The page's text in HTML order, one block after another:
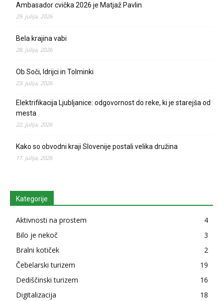
Ambasador cvička 2026 je Matjaž Pavlin
29. julija, 2026
Bela krajina vabi
28. julija, 2026
Ob Soči, Idrijci in Tolminki
23. julija, 2026
Elektrifikacija Ljubljanice: odgovornost do reke, ki je starejša od
mesta
22. julija, 2026
Kako so obvodni kraji Slovenije postali velika družina
17. julija, 2026
Kategorije
Aktivnosti na prostem
4
Bilo je nekoč
3
Bralni kotiček
2
Čebelarski turizem
19
Dediščinski turizem
16
Digitalizacija
18